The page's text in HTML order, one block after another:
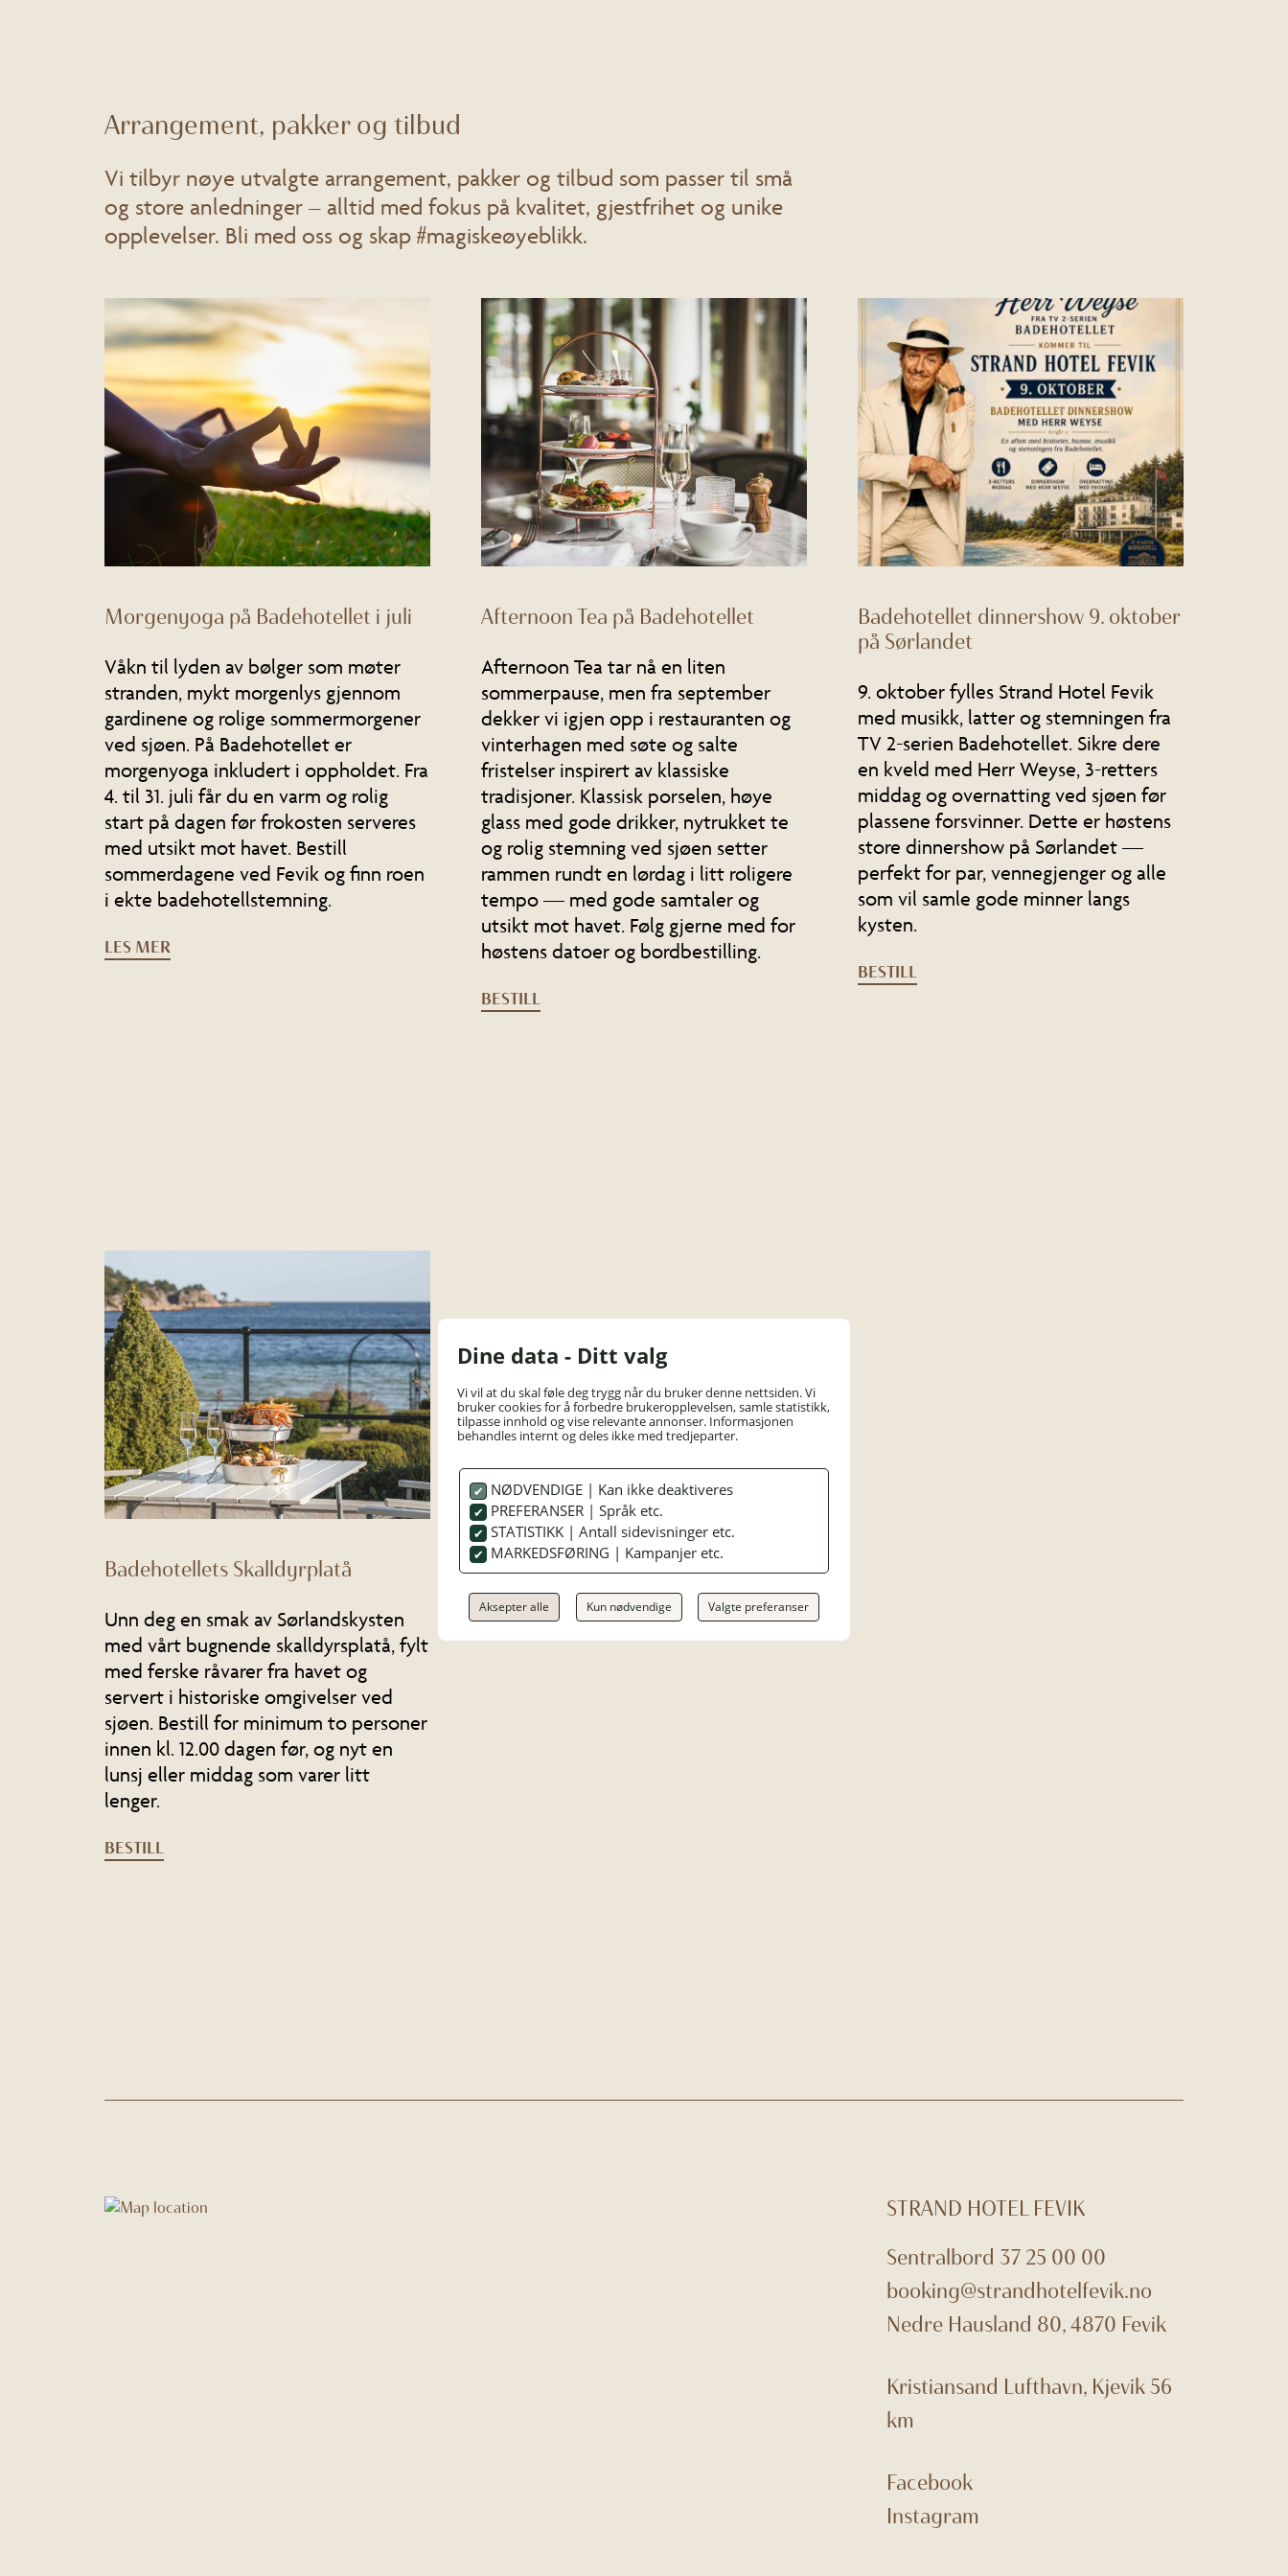
Dine data - Ditt valg
Vi vil at du skal føle deg trygg når du bruker denne nettsiden. Vi
bruker cookies for å forbedre brukeropplevelsen, samle statistikk,
tilpasse innhold og vise relevante annonser. Informasjonen
behandles internt og deles ikke med tredjeparter.
NØDVENDIGE | Kan ikke deaktiveres
PREFERANSER | Språk etc.
STATISTIKK | Antall sidevisninger etc.
MARKEDSFØRING | Kampanjer etc.
Aksepter alle Kun nødvendige Valgte preferanser
Arrangement, pakker og tilbud
Vi tilbyr nøye utvalgte arrangement, pakker og tilbud som passer til små
og store anledninger – alltid med fokus på kvalitet, gjestfrihet og unike
opplevelser. Bli med oss og skap #magiskeøyeblikk.
Morgenyoga på Badehotellet i juli
Våkn til lyden av bølger som møter
stranden, mykt morgenlys gjennom
gardinene og rolige sommermorgener
ved sjøen. På Badehotellet er
morgenyoga inkludert i oppholdet. Fra
4. til 31. juli får du en varm og rolig
start på dagen før frokosten serveres
med utsikt mot havet. Bestill
sommerdagene ved Fevik og finn roen
i ekte badehotellstemning.
LES MER
Afternoon Tea på Badehotellet
Afternoon Tea tar nå en liten
sommerpause, men fra september
dekker vi igjen opp i restauranten og
vinterhagen med søte og salte
fristelser inspirert av klassiske
tradisjoner. Klassisk porselen, høye
glass med gode drikker, nytrukket te
og rolig stemning ved sjøen setter
rammen rundt en lørdag i litt roligere
tempo — med gode samtaler og
utsikt mot havet. Følg gjerne med for
høstens datoer og bordbestilling.
BESTILL
Badehotellet dinnershow 9. oktober
på Sørlandet
9. oktober fylles Strand Hotel Fevik
med musikk, latter og stemningen fra
TV 2-serien Badehotellet. Sikre dere
en kveld med Herr Weyse, 3-retters
middag og overnatting ved sjøen før
plassene forsvinner. Dette er høstens
store dinnershow på Sørlandet —
perfekt for par, vennegjenger og alle
som vil samle gode minner langs
kysten.
BESTILL
Badehotellets Skalldyrplatå
Unn deg en smak av Sørlandskysten
med vårt bugnende skalldyrsplatå, fylt
med ferske råvarer fra havet og
servert i historiske omgivelser ved
sjøen. Bestill for minimum to personer
innen kl. 12.00 dagen før, og nyt en
lunsj eller middag som varer litt
lenger.
BESTILL
STRAND HOTEL FEVIK
Sentralbord 37 25 00 00
booking@strandhotelfevik.no
Nedre Hausland 80, 4870 Fevik
Kristiansand Lufthavn, Kjevik 56
km
Facebook
Instagram